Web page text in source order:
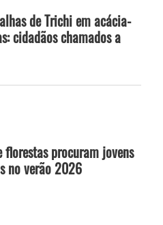
de Trichi em acácia-
cidadãos chamados a
florestas procuram jovens
no verão 2026